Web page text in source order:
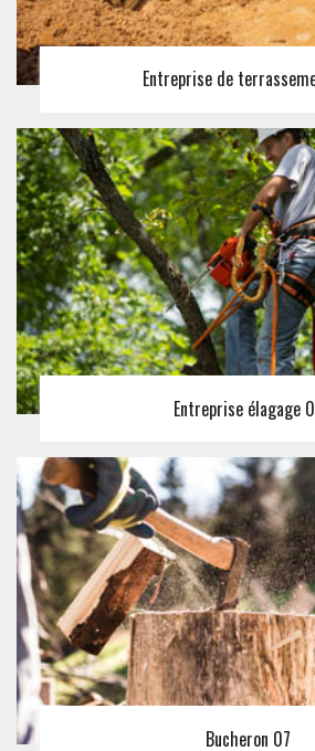
Entreprise de
Entreprise élagage
Bucheron 07